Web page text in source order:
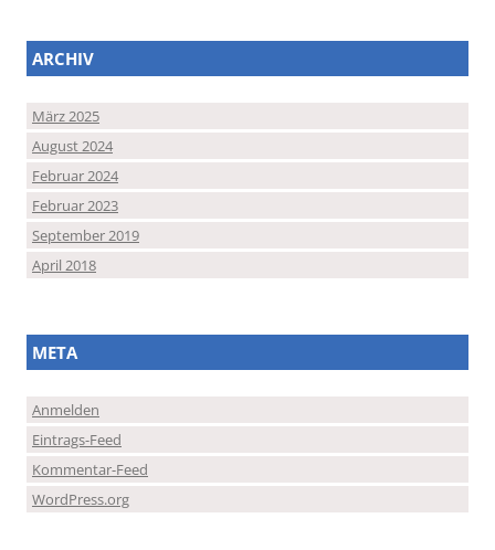
ARCHIV
März 2025
August 2024
Februar 2024
Februar 2023
September 2019
April 2018
META
Anmelden
Eintrags-Feed
Kommentar-Feed
WordPress.org